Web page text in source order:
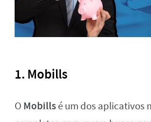
1. Mobills
O Mobillsé um dos aplicativos